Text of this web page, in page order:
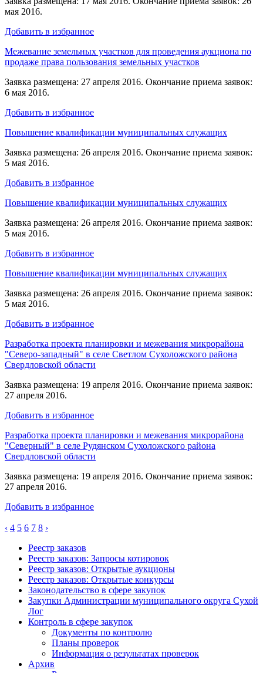
мая 2016.
Добавить в избранное
Межевание земельных участков для проведения аукциона по
продаже права пользования земельных участков
Заявка размещена: 27 апреля 2016. Окончание приема заявок:
6 мая 2016.
Добавить в избранное
Повышение квалификации муниципальных служащих
Заявка размещена: 26 апреля 2016. Окончание приема заявок:
5 мая 2016.
Добавить в избранное
Повышение квалификации муниципальных служащих
Заявка размещена: 26 апреля 2016. Окончание приема заявок:
5 мая 2016.
Добавить в избранное
Повышение квалификации муниципальных служащих
Заявка размещена: 26 апреля 2016. Окончание приема заявок:
5 мая 2016.
Добавить в избранное
Разработка проекта планировки и межевания микрорайона
"Северо-западный" в селе Светлом Сухоложского района
Свердловской области
Заявка размещена: 19 апреля 2016. Окончание приема заявок:
27 апреля 2016.
Добавить в избранное
Разработка проекта планировки и межевания микрорайона
"Северный" в селе Рудянском Сухоложского района
Свердловской области
Заявка размещена: 19 апреля 2016. Окончание приема заявок:
27 апреля 2016.
Добавить в избранное
‹ 4 5 6 7 8 ›
Реестр заказов
Реестр заказов: Запросы котировок
Реестр заказов: Открытые аукционы
Реестр заказов: Открытые конкурсы
Законодательство в сфере закупок
Закупки Администрации муниципального округа Сухой
Лог
Контроль в сфере закупок
Документы по контролю
Планы проверок
Информация о результатах проверок
Архив